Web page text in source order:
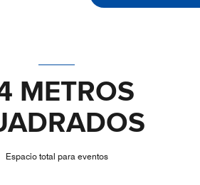
METROS
Espacio total para eventos